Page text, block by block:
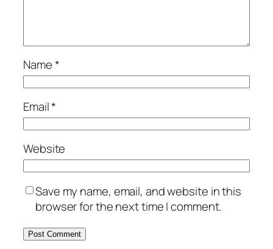
Name*
Email*
Website
Save my name, email, and website in this
browser for the next time I comment.